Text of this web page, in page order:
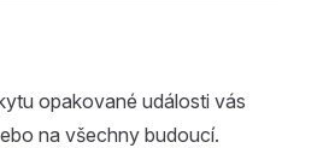
opakované události vás
na všechny budoucí.